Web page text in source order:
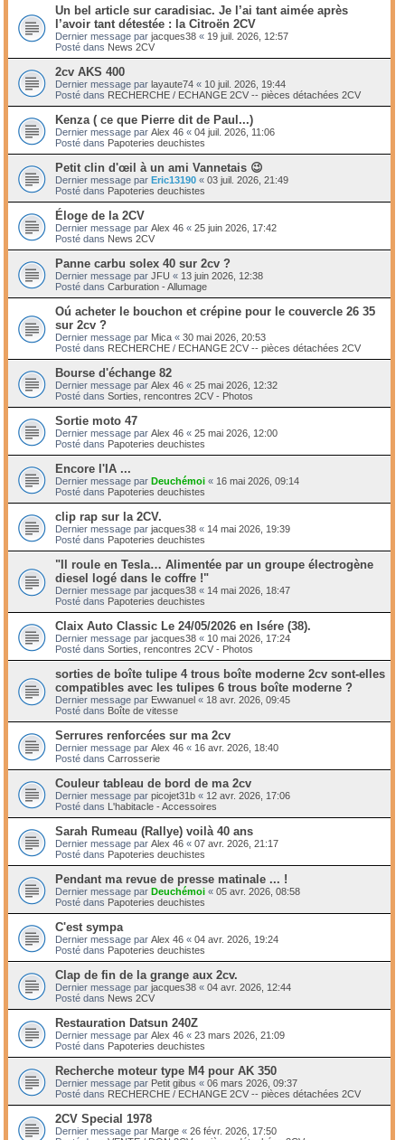
Un bel article sur caradisiac. Je l’ai tant aimée après
l’avoir tant détestée : la Citroën 2CV
Dernier message par jacques38 « 19 juil. 2026, 12:57
Posté dans News 2CV
2cv AKS 400
Dernier message par layaute74 « 10 juil. 2026, 19:44
Posté dans RECHERCHE / ECHANGE 2CV -- pièces détachées 2CV
Kenza ( ce que Pierre dit de Paul...)
Dernier message par Alex 46 « 04 juil. 2026, 11:06
Posté dans Papoteries deuchistes
Petit clin d'œil à un ami Vannetais 😉
Dernier message par Eric13190 « 03 juil. 2026, 21:49
Posté dans Papoteries deuchistes
Éloge de la 2CV
Dernier message par Alex 46 « 25 juin 2026, 17:42
Posté dans News 2CV
Panne carbu solex 40 sur 2cv ?
Dernier message par JFU « 13 juin 2026, 12:38
Posté dans Carburation - Allumage
Oú acheter le bouchon et crépine pour le couvercle 26 35
sur 2cv ?
Dernier message par Mica « 30 mai 2026, 20:53
Posté dans RECHERCHE / ECHANGE 2CV -- pièces détachées 2CV
Bourse d'échange 82
Dernier message par Alex 46 « 25 mai 2026, 12:32
Posté dans Sorties, rencontres 2CV - Photos
Sortie moto 47
Dernier message par Alex 46 « 25 mai 2026, 12:00
Posté dans Papoteries deuchistes
Encore l'IA ...
Dernier message par Deuchémoi « 16 mai 2026, 09:14
Posté dans Papoteries deuchistes
clip rap sur la 2CV.
Dernier message par jacques38 « 14 mai 2026, 19:39
Posté dans Papoteries deuchistes
"Il roule en Tesla… Alimentée par un groupe électrogène
diesel logé dans le coffre !"
Dernier message par jacques38 « 14 mai 2026, 18:47
Posté dans Papoteries deuchistes
Claix Auto Classic Le 24/05/2026 en Isére (38).
Dernier message par jacques38 « 10 mai 2026, 17:24
Posté dans Sorties, rencontres 2CV - Photos
sorties de boîte tulipe 4 trous boîte moderne 2cv sont-elles
compatibles avec les tulipes 6 trous boîte moderne ?
Dernier message par Ewwanuel « 18 avr. 2026, 09:45
Posté dans Boîte de vitesse
Serrures renforcées sur ma 2cv
Dernier message par Alex 46 « 16 avr. 2026, 18:40
Posté dans Carrosserie
Couleur tableau de bord de ma 2cv
Dernier message par picojet31b « 12 avr. 2026, 17:06
Posté dans L'habitacle - Accessoires
Sarah Rumeau (Rallye) voilà 40 ans
Dernier message par Alex 46 « 07 avr. 2026, 21:17
Posté dans Papoteries deuchistes
Pendant ma revue de presse matinale ... !
Dernier message par Deuchémoi « 05 avr. 2026, 08:58
Posté dans Papoteries deuchistes
C'est sympa
Dernier message par Alex 46 « 04 avr. 2026, 19:24
Posté dans Papoteries deuchistes
Clap de fin de la grange aux 2cv.
Dernier message par jacques38 « 04 avr. 2026, 12:44
Posté dans News 2CV
Restauration Datsun 240Z
Dernier message par Alex 46 « 23 mars 2026, 21:09
Posté dans Papoteries deuchistes
Recherche moteur type M4 pour AK 350
Dernier message par Petit gibus « 06 mars 2026, 09:37
Posté dans RECHERCHE / ECHANGE 2CV -- pièces détachées 2CV
2CV Special 1978
Dernier message par Marge « 26 févr. 2026, 17:50